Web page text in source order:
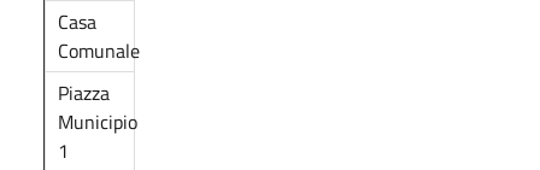
Casa
Comunale
Piazza
Municipio
1